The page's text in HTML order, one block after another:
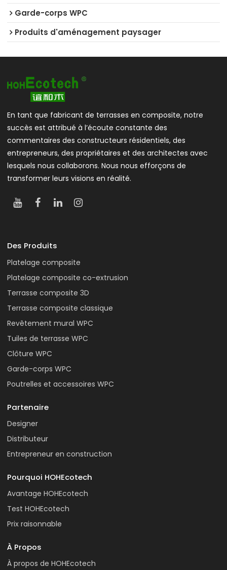
Garde-corps WPC
Produits d'aménagement paysager
En tant que fabricant de terrasses en composite, notre
succès est attribué à l’écoute constante des
commentaires des constructeurs résidentiels, des
entrepreneurs, des propriétaires et des architectes avec
lesquels nous collaborons. Nous nous efforçons de
transformer leurs visions en réalité.
Des Produits
Platelage composite
Platelage composite co-extrusion
Terrasse composite 3D
Terrasse composite classique
Revêtement mural WPC
Tuiles de terrasse WPC
Clôture WPC
Garde-corps WPC
Poutrelles et accessoires WPC
Partenaire
Designer
Distributeur
Entrepreneur en construction
Pourquoi HOHEcotech
Avantage HOHEcotech
Test HOHEcotech
Prix raisonnable
À Propos
À propos de HOHEcotech